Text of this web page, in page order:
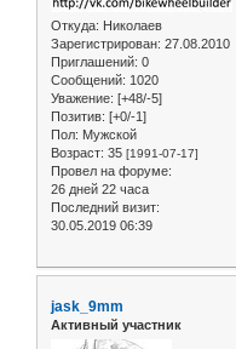
Откуда: Николаев
Зарегистрирован: 27.08.2010
Приглашений: 0
Сообщений: 1020
Уважение: [+48/-5]
Позитив: [+0/-1]
Пол: Мужской
Возраст: 35 [1991-07-17]
Провел на форуме:
26 дней 22 часа
Последний визит:
30.05.2019 06:39
jask_9mm
Активный участник